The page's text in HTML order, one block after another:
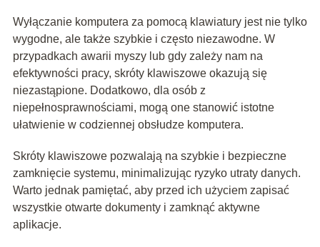
Wyłączanie komputera za pomocą klawiatury jest nie tylko
wygodne, ale także szybkie i często niezawodne. W
przypadkach awarii myszy lub gdy zależy nam na
efektywności pracy, skróty klawiszowe okazują się
niezastąpione. Dodatkowo, dla osób z
niepełnosprawnościami, mogą one stanowić istotne
ułatwienie w codziennej obsłudze komputera.
Skróty klawiszowe pozwalają na szybkie i bezpieczne
zamknięcie systemu, minimalizując ryzyko utraty danych.
Warto jednak pamiętać, aby przed ich użyciem zapisać
wszystkie otwarte dokumenty i zamknąć aktywne
aplikacje.